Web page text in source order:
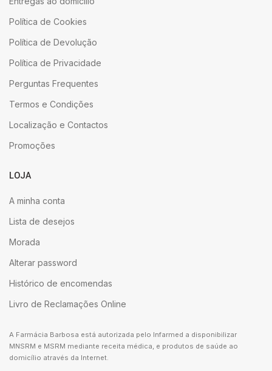
Política de Cookies
Política de Devolução
Política de Privacidade
Perguntas Frequentes
Termos e Condições
Localização e Contactos
Promoções
LOJA
A minha conta
Lista de desejos
Morada
Alterar password
Histórico de encomendas
Livro de Reclamações Online
A Farmácia Barbosa está autorizada pelo Infarmed a disponibilizar
MNSRM e MSRM mediante receita médica, e produtos de saúde ao
domicílio através da Internet.